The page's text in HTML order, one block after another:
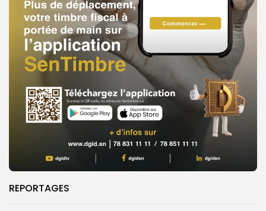
REPORTAGES